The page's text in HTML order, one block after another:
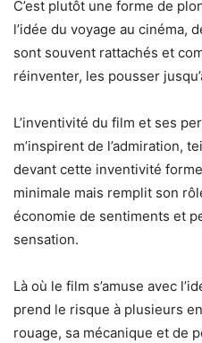
C’est plutôt une forme de
l’idée du voyage au cinéma,
sont souvent rattachés et
réinventer, les pousser
L’inventivité du film et ses
m’inspirent de l’admiration,
devant cette inventivité
minimale mais remplit son
économie de sentiments et
sensation.
Là où le film s’amuse avec
prend le risque à plusieurs
rouage, sa mécanique et de